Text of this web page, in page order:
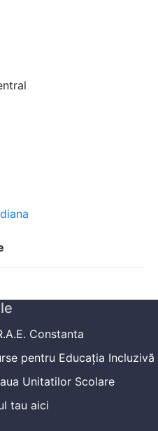
Constanta
pentru Educația Incluzivă
Unitatilor Scolare
tau aici